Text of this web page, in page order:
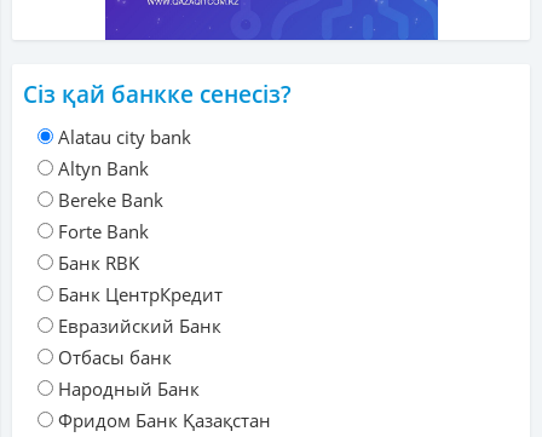
Сіз қай банкке сенесіз?
Alatau city bank
Altyn Bank
Bereke Bank
Forte Bank
Банк RBK
Банк ЦентрКредит
Евразийский Банк
Отбасы банк
Народный Банк
Фридом Банк Қазақстан